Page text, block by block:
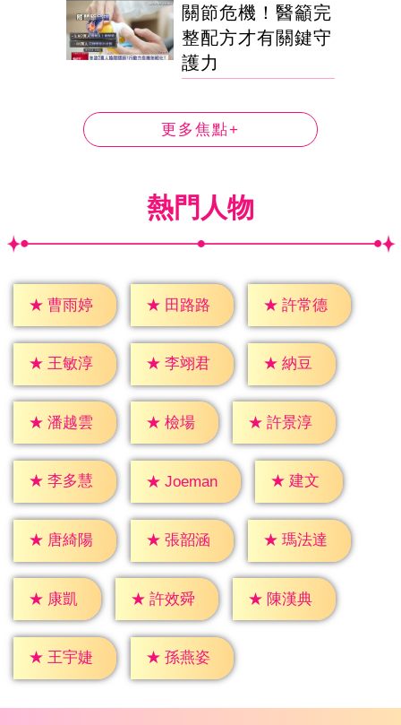
關節危機！醫籲完
整配方才有關鍵守
護力
更多焦點+
熱門人物
★ 曹雨婷 ★ 田路路 ★ 許常德
★ 王敏淳 ★ 李翊君 ★ 納豆
★ 潘越雲 ★ 檢場 ★ 許景淳
★ 李多慧 ★ Joeman ★ 建文
★ 唐綺陽 ★ 張韶涵 ★ 瑪法達
★ 康凱 ★ 許效舜 ★ 陳漢典
★ 王宇婕 ★ 孫燕姿